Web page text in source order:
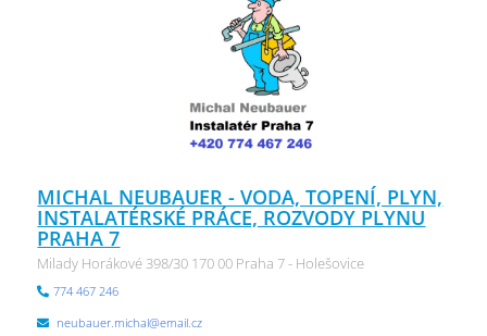
MICHAL NEUBAUER - VODA, TOPENÍ, PLYN,
INSTALATÉRSKÉ PRÁCE, ROZVODY PLYNU
PRAHA 7
Milady Horákové 398/30 170 00 Praha 7 - Holešovice
774 467 246
neubauer.michal@email.cz